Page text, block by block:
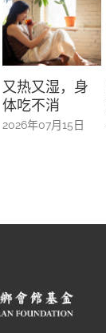
推陈出新的新
加坡客家菜
2026年07月15日